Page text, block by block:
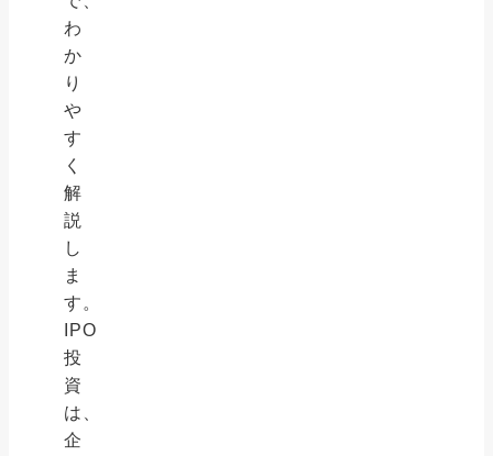
わ
か
り
や
す
く
解
説
し
ま
す。
IPO
投
資
は、
企